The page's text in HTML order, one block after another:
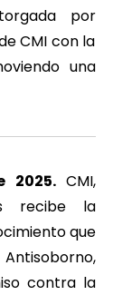
por
CMI con la
una
2025.CMI,
recibe la
que
contra la